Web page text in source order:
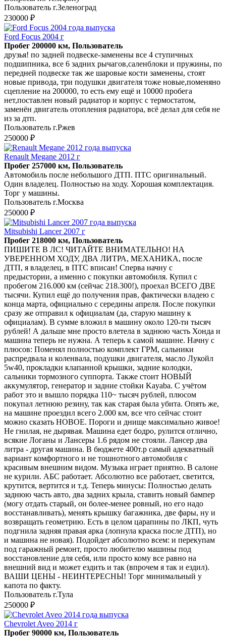
Пользователь г.Зеленоград
230000 ₽
Ford Focus 2004 г
Пробег 200000 км, Пользователь
друзья! по задней подвеске-заменены все 4 ступичных
подшипника, все 6 задних рычагов,саленблоки и пружины, по
передней подвеске так же шаровые кости заменены, стоят
новые привода, три подушки двигателя тоже новые,поменяно
сцепление на 200000, то есть ему ещё и 10000 пробега
нет,поставлен новый радиатор и корпус с термостатом,
заменён двигатель отопления радиатора, всё делал для себя не
из за дтп.
Пользователь г.Ржев
250000 ₽
Renault Megane 2012 г
Пробег 257000 км, Пользователь
Автомобиль после небольшого ДТП. ПТС оригинальный.
Один владелец. Полностью на ходу. Хорошая комплектация.
Торг у машины.
Пользователь г.Москва
250000 ₽
Mitsubishi Lancer 2007 г
Пробег 218000 км, Пользователь
ПИШИТЕ В ЛС! ЧИТАЙТЕ ВНИМАТЕЛЬНО! НА
УВЕРЕННОМ ХОДУ, ДВА ЛИТРА, МЕХАНИКА, после
ДТП, я владелец, в ПТС вписан! Сперва начну с
предыстории, а именно с покупки автомобиля. Купил с
пробегом 216.000 км (сейчас 218.300!), проехал ВСЕГО ДВЕ
тысячи. Купил ещё до получения прав, фактически владею с
конца марта, официально с середины апреля. После покупки
сразу же отправил к официалам (да, старую машину к
официалам). В сумме вложил в машину около 120-ти тысяч
рублей! А дальше мне просто влетела в заднюю часть Хонда и
машина теперь не нужна. А теперь к самой машине. Начну с
плюсов: Поменял полностью комплект ГРМ, сальники
распредвала и коленвала, подушки двигателя, масло Лукойл
5w40, прокладки клапанной крышки, задние колодки,
сальники тормозного суппорта. Также стоит НОВЫЙ
аккумулятор, генератор и задние стойки Kayaba. С учётом
работ это и вышло порядка 110~ тысяч рублей, плюсом
покупал летнюю резину, так как старая была убита. Опять же,
на машине проездил всего 2.000 км, все что сейчас стоит
можно сказать НОВОЕ. Пороги и днище максимально живое!
Не гнилая, не дырявая. Машина едет бодро, рулится отлично,
всякие Логаны и Лансеры 1.6 рядом не стояли. Лансер два
литра - другая машина. В бюджете 400т.р самый адекватный
вариант комфортного и не тошнотного автомобиля с
красивым внешним видом. Музыка играет приятно. В салоне
не курили. АБС работает. Абсолютно все работает, светится,
крутится, вертится и т.д. Теперь минусы: Полностью делать
заднюю часть авто, два задних крыла, ставить новый бампер
(могу отдать старый, он более-менее ровный, но его надо
восстанавливать), менять крышку багажника, две фары, ну и
возвращать геометрию. Есть в целом царапины по ЛКП, чуть
подгнила задняя правая арка (лопнула краска после ДТП), но
и машина не новая). Подойдет абсолютно всем: и перекупам
под гаражный ремонт, просто любителю машины под
восстановление для себя, или просто кому все равно на
внешний вид и может ездить и так (впрочем я так и ездил).
ВАШИ ЦЕНЫ - НЕИНТЕРЕСНЫ! Торг минимальный у
капота по факту.
Пользователь г.Тула
250000 ₽
Chevrolet Aveo 2014 г
Пробег 90000 км, Пользователь